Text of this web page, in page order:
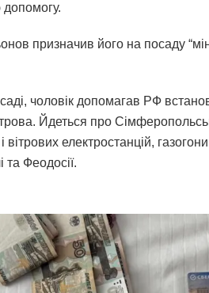
призначив його на посаду
чоловік допомагав РФ
Йдеться про
електростанцій,
та Феодосії.